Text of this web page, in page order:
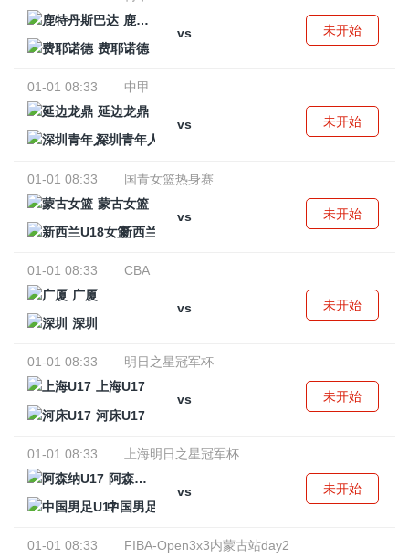
鹿特丹斯巴达
vs
费耶诺德
未开始
01-01 08:33
中甲
延边龙鼎
vs
深圳青年人
未开始
01-01 08:33
国青女篮热身赛
蒙古女篮
vs
新西兰U18女篮
未开始
01-01 08:33
CBA
广厦
vs
深圳
未开始
01-01 08:33
明日之星冠军杯
上海U17
vs
河床U17
未开始
01-01 08:33
上海明日之星冠军杯
阿森纳U17
vs
中国男足U17
未开始
01-01 08:33
FIBA-Open3x3内蒙古站day2